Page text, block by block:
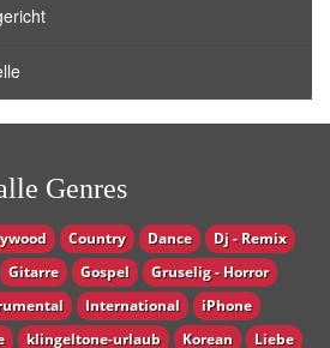
Genres
Country Dance
Dj - Remix
Gitarre Gospel
Gruselig - Horror
International
iPhone
klingeltone-urlaub Korean Liebe